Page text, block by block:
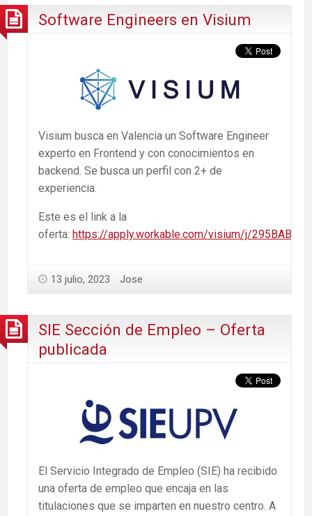
Software Engineers en Visium
Visium busca en Valencia un Software Engineer
experto en Frontend y con conocimientos en
backend. Se busca un perfil con 2+ de
experiencia.
Este es el link a la
oferta: https://apply.workable.com/visium/j/
13 julio, 2023 Jose
SIE Sección de Empleo – Oferta
publicada
El Servicio Integrado de Empleo (SIE) ha recibido
una oferta de empleo que encaja en las
titulaciones que se imparten en nuestro centro. A